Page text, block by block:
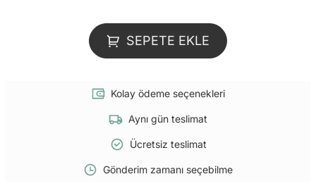
SEPETE EKLE
Kolay ödeme seçenekleri
Aynı gün teslimat
Ücretsiz teslimat
Gönderim zamanı seçebilme